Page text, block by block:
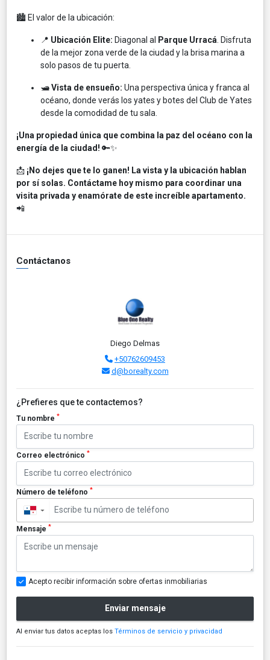
🏙️ El valor de la ubicación:
📍 Ubicación Elite: Diagonal al Parque Urracá . Disfruta
de la mejor zona verde de la ciudad y la brisa marina a
solo pasos de tu puerta.
🛥️Vista de ensueño: Una perspectiva única y franca al
océano, donde verás los yates y botes del Club de Yates
desde la comodidad de tu sala.
¡Una propiedad única que combina la paz del océano con la
energía de la ciudad! 🔑✨
📩 ¡No dejes que te lo ganen! La vista y la ubicación hablan
por sí solas. Contáctame hoy mismo para coordinar una
visita privada y enamórate de este increíble apartamento.
📲
Contáctanos
Diego Delmas
+50762609453
d@borealty.com
¿Prefieres que te contactemos?
Tu nombre *
Correo electrónico *
Número de teléfono *
▼
Mensaje *
Acepto recibir información sobre ofertas inmobiliarias
Enviar mensaje
Al enviar tus datos aceptas los Términos de servicio y privacidad